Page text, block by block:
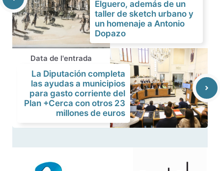
Elguero, además de un
taller de sketch urbano y
un homenaje a Antonio
Dopazo
Data de l'entrada
La Diputación completa
las ayudas a municipios
para gasto corriente del
Plan +Cerca con otros 23
millones de euros